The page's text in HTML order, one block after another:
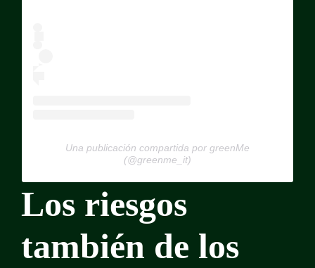
Una publicación compartida por greenMe
(@greenme_it)
Los riesgos
también de los